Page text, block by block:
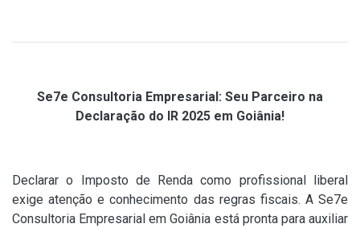
Se7e Consultoria Empresarial: Seu Parceiro na
Declaração do IR 2025 em Goiânia!
Declarar o Imposto de Renda como profissional liberal
exige atenção e conhecimento das regras fiscais. A Se7e
Consultoria Empresarial em Goiânia está pronta para auxiliar